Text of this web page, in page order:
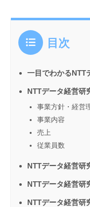
目次
一目でわかるNTT
NTTデータ経営研
事業方針・経営
事業内容
売上
従業員数
NTTデータ経営研
NTTデータ経営研
NTTデータ経営研